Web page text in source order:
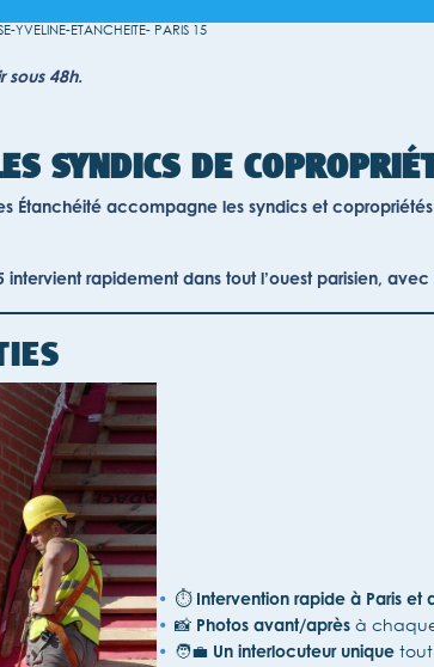
YVELINE-ETANCHEITE- PARIS 15
sous 48h.
SYNDICS DE
Étanchéité accompagne les syndics et
intervient rapidement dans tout l’ouest parisien,
⏱️ Intervention rapide à Paris et
📸 Photos avant/après à
🧑‍💼 Un interlocuteur unique